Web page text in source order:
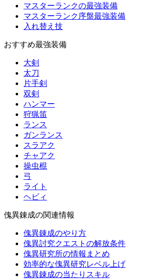
マスターランクの最強装備
マスターランク序盤最強装備
入れ替え技
おすすめ最強装備
大剣
太刀
片手剣
双剣
ハンマー
狩猟笛
ランス
ガンランス
スラアク
チャアク
操虫棍
弓
ライト
ヘビィ
傀異錬成の関連情報
傀異錬成のやり方
傀異討究クエストの解放条件
傀異研究所の情報まとめ
効率的な傀異研究レベル上げ
傀異錬成の当たりスキル